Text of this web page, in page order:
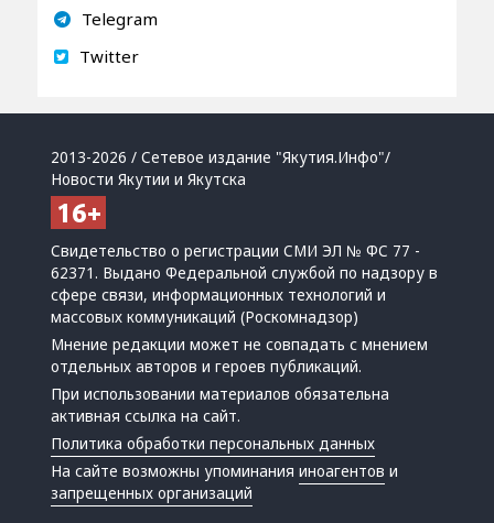
Telegram
Twitter
2013-2026 / Сетевое издание "Якутия.Инфо"/
Новости Якутии и Якутска
Свидетельство о регистрации СМИ ЭЛ № ФС 77 -
62371. Выдано Федеральной службой по надзору в
сфере связи, информационных технологий и
массовых коммуникаций (Роскомнадзор)
Мнение редакции может не совпадать с мнением
отдельных авторов и героев публикаций.
При использовании материалов обязательна
активная ссылка на сайт.
Политика обработки персональных данных
На сайте возможны упоминанияиноагентов и
запрещенных организаций